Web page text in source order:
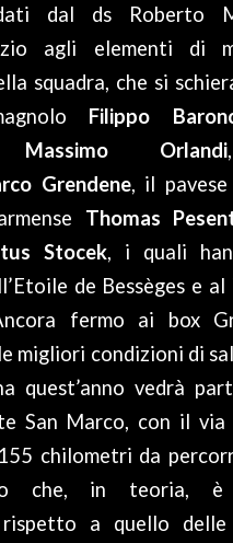
dal ds Roberto
agli elementi di
squadra, che si
Filippo
Massimo Orlandi
Grendene, il pavese
Thomas
Stocek, i quali
de Bessèges e
fermo ai box
migliori condizioni di
quest’anno vedrà
San Marco, con il via
chilometri da
che, in teoria, è
rispetto a quello delle